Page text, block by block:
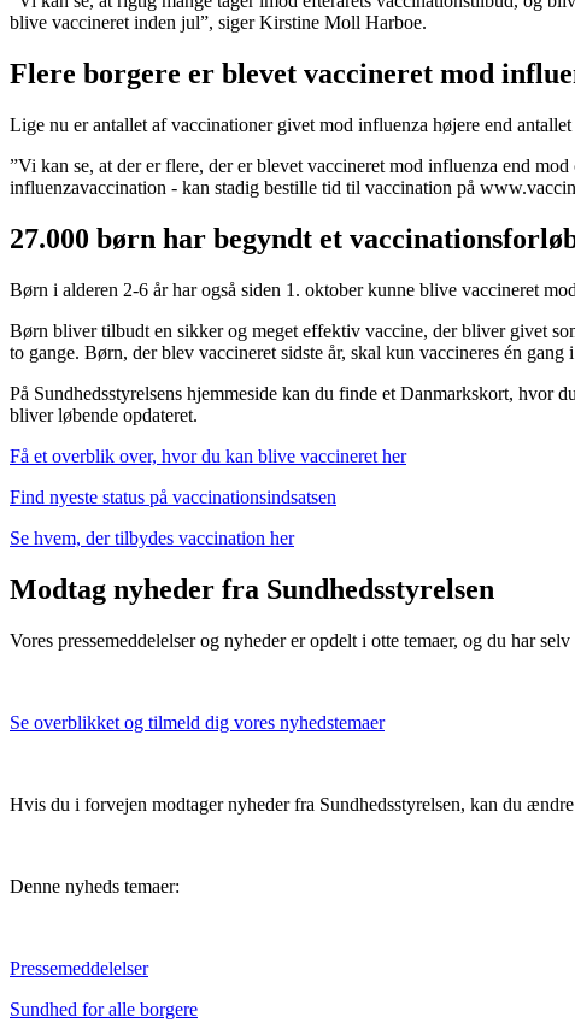
blive vaccineret inden jul”, siger Kirstine Moll Harboe.
Flere borgere er blevet vaccineret mod
Lige nu er antallet af vaccinationer givet mod influenza højere end
”Vi kan se, at der er flere, der er blevet vaccineret mod influenza end
influenzavaccination - kan stadig bestille tid til vaccination på
27.000 børn har begyndt et
Børn i alderen 2-6 år har også siden 1. oktober kunne blive vaccineret
Børn bliver tilbudt en sikker og meget effektiv vaccine, der bliver givet
to gange. Børn, der blev vaccineret sidste år, skal kun vaccineres én
På Sundhedsstyrelsens hjemmeside kan du finde et Danmarkskort,
bliver løbende opdateret.
Få et overblik over, hvor du kan blive vaccineret her
Find nyeste status på vaccinationsindsatsen
Se hvem, der tilbydes vaccination her
Modtag nyheder fra Sundhedsstyrelsen
Vores pressemeddelelser og nyheder er opdelt i otte temaer, og du har
Se overblikket og tilmeld dig vores nyhedstemaer
Hvis du i forvejen modtager nyheder fra Sundhedsstyrelsen, kan du
Denne nyheds temaer:
Pressemeddelelser
Sundhed for alle borgere